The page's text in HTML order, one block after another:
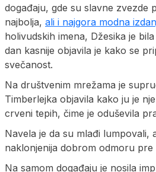
događaju, gde su slavne zvezde
najbolja, ali i najgora modna
holivudskih imena, Džesika je
dan kasnije objavila je kako se
svečanost.
Na društvenim mrežama je
Timberlejka objavila kako ju je
crveni tepih, čime je oduševila
Navela je da su mlađi lumpovali,
naklonjenija dobrom odmoru pre
Na samom događaju je nosila